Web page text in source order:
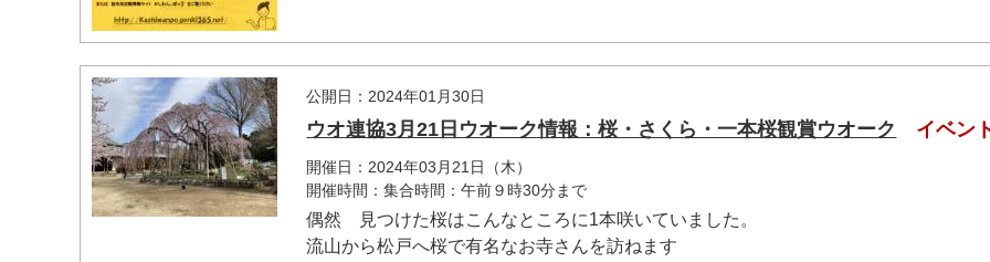
公開日：2024年01月30日
ウオ連協3月21日ウオーク情報：桜・さくら・一本桜観賞ウオーク イベン
開催日：2024年03月21日（木）
開催時間：集合時間：午前９時30分まで
偶然 見つけた桜はこんなところに1本咲いていました。
流山から松戸へ桜で有名なお寺さんを訪ねます